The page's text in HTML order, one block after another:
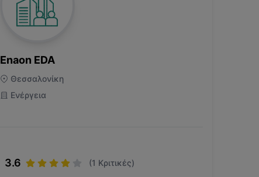
Enaon EDA
Θεσσαλονίκη
Ενέργεια
3.6 (1 Κριτικές)